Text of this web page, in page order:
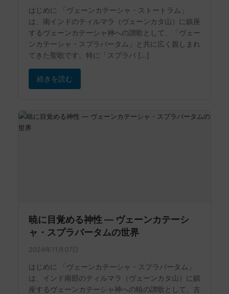
はじめに 「ヴェーンカテーシャ・ストートラム」
は、南インドのティルマラ（ヴェーンカタ山）に鎮座
するヴェーンカテーシャ神への讃歌として、「ヴェー
ンカテーシャ・スプラバータム」と共に広く親しまれ
てきた聖歌です。特に「スプラバ […]
続きを読む
暁に目覚める神性 ― ヴェーンカテーシ
ャ・スプラバータムの世界
2024年11月07日
はじめに 「ヴェーンカテーシャ・スプラバータム」
は、インド南部のティルマラ（ヴェーンカタ山）に鎮
座するヴェーンカテーシャ神への暁の讃歌として、古